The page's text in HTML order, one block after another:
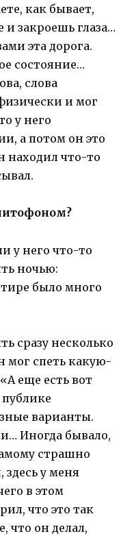
как бывает,
и закроешь глаза…
эта дорога.
состояние…
слова
и мог
у него
а потом он это
находил что-то
у него что-то
ночью:
было много
сразу несколько
мог спеть какую-
еще есть вот
варианты.
Иногда бывало,
страшно
у меня
в этом
что это так
что он делал,